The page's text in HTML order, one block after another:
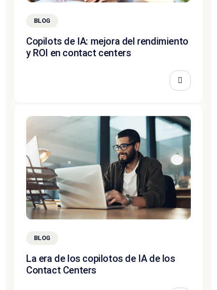
BLOG
Copilots de IA: mejora del rendimiento
y ROI en contact centers
BLOG
La era de los copilotos de IA de los
Contact Centers